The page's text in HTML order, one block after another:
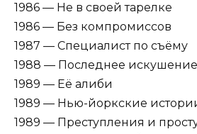
1986 — Не в своей тарелке
1986 — Без компромиссов
1987 — Специалист по съёму
1988 — Последнее искушение
1989 — Её алиби
1989 — Нью-йоркские
1989 — Преступления и